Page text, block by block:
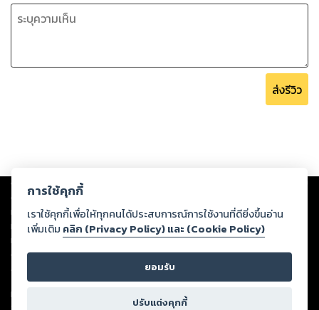
ส่งรีวิว
Copyright © 2026
ต่อผลงานหรือเนื้อหาใดที่อัปโหลดผ่านเว็บไซต์และปรากฏว่าละเมิดสิทธิใน
ทรัพย์สินทางปัญญาของบุคคลอื่นหรือขัดต่อกฎหมายและศีลธรรม ดังนั้น ผู้อ่าน
ทุกท่านโปรดใช้วิจารณญาณในการกลั่นกรองด้วยตนเอง และหากท่านพบว่าส่วน
หนึ่งส่วนใดขัดต่อกฎหมายและศีลธรรม กรุณาแจ้งมายังบริษัท เพื่อทีมงานจะได้
ดำเนินการในทันที ทั้งนี้ ทางสตอรี่ล็อกขอสงวนลิขสิทธิ์ตามพระราชบัญญัติ
ลิขสิทธิ์ พ.ศ. 2537 (ฉบับล่าสุด)
For support: member@ookbee.com
การใช้คุกกี้
เราใช้คุกกี้เพื่อให้ทุกคนได้ประสบการณ์การใช้งานที่ดียิ่งขึ้นอ่าน
เพิ่มเติม คลิก (Privacy Policy) และ (Cookie Policy)
ยอมรับ
ปรับแต่งคุกกี้